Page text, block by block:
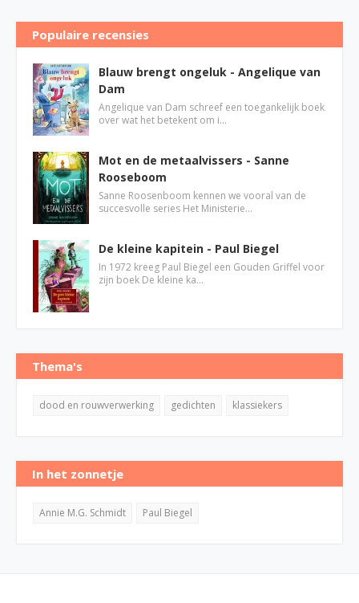
Populaire recensies
Blauw brengt ongeluk - Angelique van
Dam
Angelique van Dam schreef een toegankelijk boek
over wat het betekent om i…
Mot en de metaalvissers - Sanne
Rooseboom
Sanne Roosenboom kennen we vooral van de
succesvolle series Het Ministerie…
De kleine kapitein - Paul Biegel
In 1972 kreeg Paul Biegel een Gouden Griffel voor
zijn boek De kleine ka…
Thema's
dood en rouwverwerking gedichten klassiekers
In het zonnetje
Annie M.G. Schmidt Paul Biegel